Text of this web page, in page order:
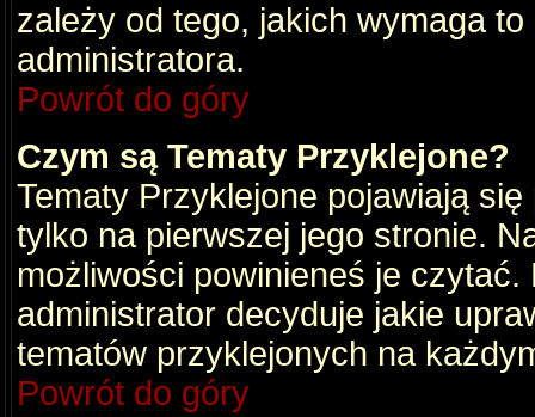
zależy od tego, jakich wymaga
administratora.
Powrót do góry
Czym są Tematy Przyklejone?
Tematy Przyklejone pojawiają
tylko na pierwszej jego stronie.
możliwości powinieneś je czytać.
administrator decyduje jakie
tematów przyklejonych na
Powrót do góry